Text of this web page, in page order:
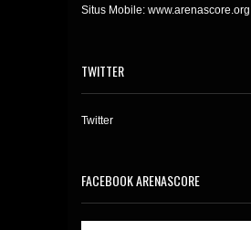
Situs Mobile: www.arenascore.org
TWITTER
Twitter
FACEBOOK ARENASCORE